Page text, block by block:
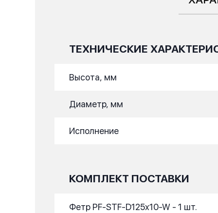
ТЕХНИЧЕСКИЕ
Высота, мм
Диаметр, мм
Исполнение
КОМПЛЕКТ ПОСТАВКИ
Фетр PF-STF-D125x10-W - 1 шт.